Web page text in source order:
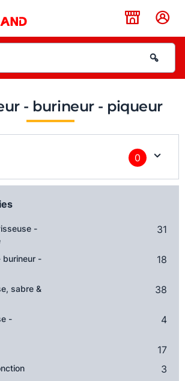
- burineur - piqueur
0
-
31
burineur -
18
sabre &
38
-
4
17
3
des cookies